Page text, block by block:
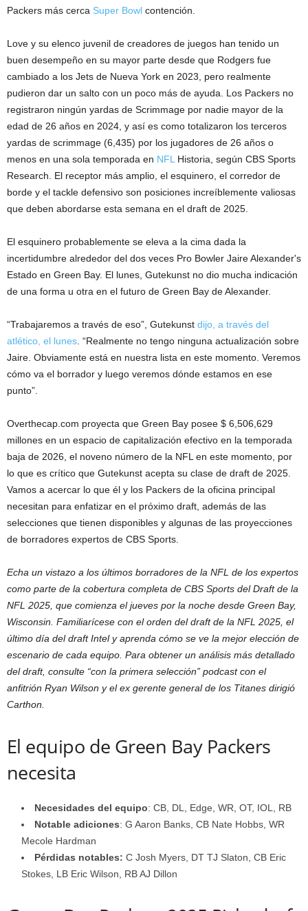
Packers más cerca Super Bowl contención.
Love y su elenco juvenil de creadores de juegos han tenido un
buen desempeño en su mayor parte desde que Rodgers fue
cambiado a los Jets de Nueva York en 2023, pero realmente
pudieron dar un salto con un poco más de ayuda. Los Packers no
registraron ningún yardas de Scrimmage por nadie mayor de la
edad de 26 años en 2024, y así es como totalizaron los terceros
yardas de scrimmage (6,435) por los jugadores de 26 años o
menos en una sola temporada en NFL Historia, según CBS Sports
Research. El receptor más amplio, el esquinero, el corredor de
borde y el tackle defensivo son posiciones increíblemente valiosas
que deben abordarse esta semana en el draft de 2025.
El esquinero probablemente se eleva a la cima dada la
incertidumbre alrededor del dos veces Pro Bowler Jaire Alexander's
Estado en Green Bay. El lunes, Gutekunst no dio mucha indicación
de una forma u otra en el futuro de Green Bay de Alexander.
“Trabajaremos a través de eso”, Gutekunst dijo, a través del
atlético, el lunes . “Realmente no tengo ninguna actualización sobre
Jaire. Obviamente está en nuestra lista en este momento. Veremos
cómo va el borrador y luego veremos dónde estamos en ese
punto”.
Overthecap.com proyecta que Green Bay posee $ 6,506,629
millones en un espacio de capitalización efectivo en la temporada
baja de 2026, el noveno número de la NFL en este momento, por
lo que es crítico que Gutekunst acepta su clase de draft de 2025.
Vamos a acercar lo que él y los Packers de la oficina principal
necesitan para enfatizar en el próximo draft, además de las
selecciones que tienen disponibles y algunas de las proyecciones
de borradores expertos de CBS Sports.
Echa un vistazo a los últimos borradores de la NFL de los expertos
como parte de la cobertura completa de CBS Sports del Draft de la
NFL 2025, que comienza el jueves por la noche desde Green Bay,
Wisconsin. Familiarícese con el orden del draft de la NFL 2025, el
último día del draft Intel y aprenda cómo se ve la mejor elección de
escenario de cada equipo. Para obtener un análisis más detallado
del draft, consulte “con la primera selección” podcast con el
anfitrión Ryan Wilson y el ex gerente general de los Titanes dirigió
Carthon.
El equipo de Green Bay Packers
necesita
Necesidades del equipo: CB, DL, Edge, WR, OT, IOL, RB
Notable adiciones: G Aaron Banks, CB Nate Hobbs, WR
Mecole Hardman
Pérdidas notables: C Josh Myers, DT TJ Slaton, CB Eric
Stokes, LB Eric Wilson, RB AJ Dillon